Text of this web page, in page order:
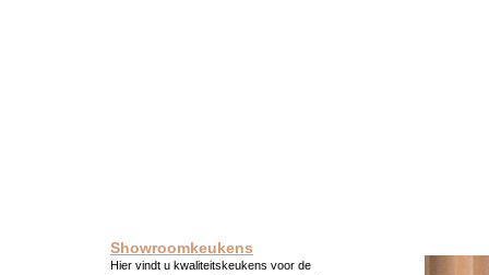
Showroomkeukens
Hier vindt u kwaliteitskeukens voor de